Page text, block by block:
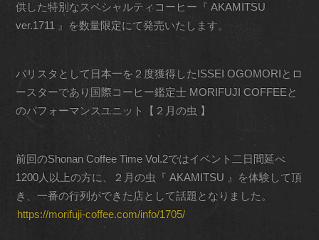
供した特別なスペシャルティコーヒー『 AKAMITSU
ver.1711 』を数量限定にて発売いたします。
バリスタとして日本一を２度獲得したISSEI OGOMORIとロ
ースターであり国際コーヒー鑑定士 MORIFUJI COFFEEと
のパフォーマンスユニット【２月の虫 】
前回のShonan Coffee Time Vol.2ではイベント二日間延べ
1200人以上の方に、２月の虫『 AKAMITSU 』を体験して頂
き、一番の行列ができた店として話題となりました。
https://morifuji-coffee.com/info/1705/